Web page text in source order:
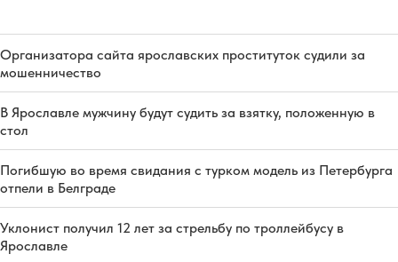
Организатора сайта ярославских проституток судили за
мошенничество
В Ярославле мужчину будут судить за взятку, положенную в
стол
Погибшую во время свидания с турком модель из Петербурга
отпели в Белграде
Уклонист получил 12 лет за стрельбу по троллейбусу в
Ярославле